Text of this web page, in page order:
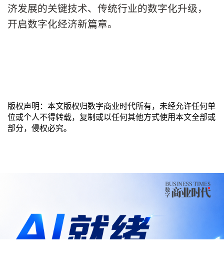
济发展的关键技术、传统行业的数字化升级，
开启数字化经济新篇章。
版权声明：本文版权归数字商业时代所有，未经允许任何单
位或个人不得转载，复制或以任何其他方式使用本文全部或
部分，侵权必究。